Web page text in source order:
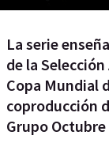
La serie
de la
Copa Mundial
coproducción
Grupo Octubre